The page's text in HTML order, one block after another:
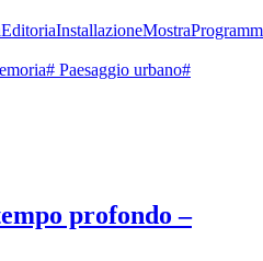
EditoriaInstallazioneMostra
# Paesaggio urbano#
profondo –